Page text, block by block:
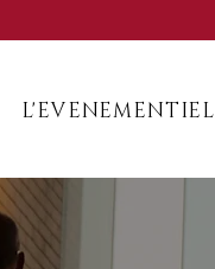
L'EVENEMENTIEL